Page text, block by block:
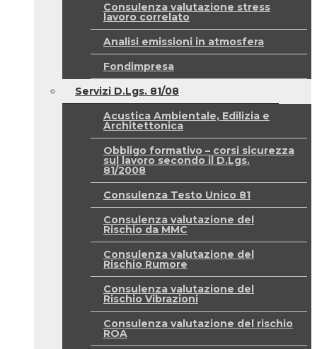
Consulenza valutazione stress
lavoro correlato
Analisi emissioni in atmosfera
Fondimpresa
Servizi D.Lgs. 81/08
Acustica Ambientale, Edilizia e
Architettonica
Obbligo formativo – corsi sicurezza
sul lavoro secondo il D.Lgs.
81/2008
Consulenza Testo Unico 81
Consulenza valutazione del
Rischio da MMC
Consulenza valutazione del
Rischio Rumore
Consulenza valutazione del
Rischio Vibrazioni
Consulenza valutazione del rischio
ROA